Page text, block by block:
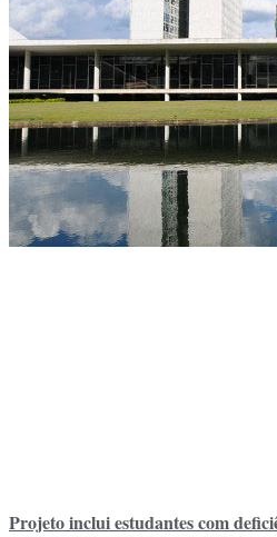
Projeto inclui estudantes com